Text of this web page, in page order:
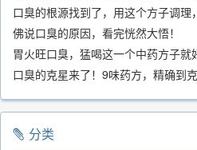
口臭的根源找到了，用这个方子调理
佛说口臭的原因，看完恍然大悟！
胃火旺口臭，猛喝这一个中药方子就
分类